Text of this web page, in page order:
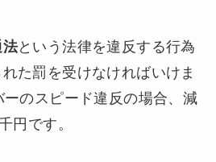
法という法律を違反する行為
た罰を受けなければいけま
のスピード違反の場合、減
円です。